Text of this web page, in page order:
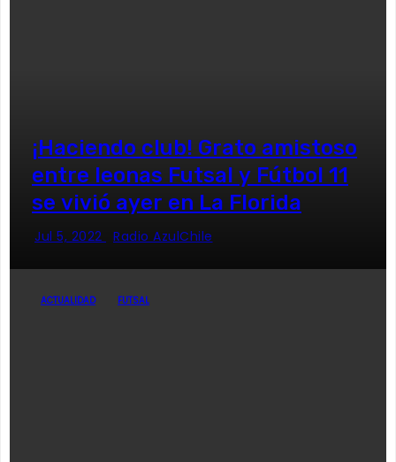
¡Haciendo club! Grato amistoso
entre leonas Futsal y Fútbol 11
se vivió ayer en La Florida
Jul 5, 2022 Radio AzulChile
ACTUALIDAD FUTSAL